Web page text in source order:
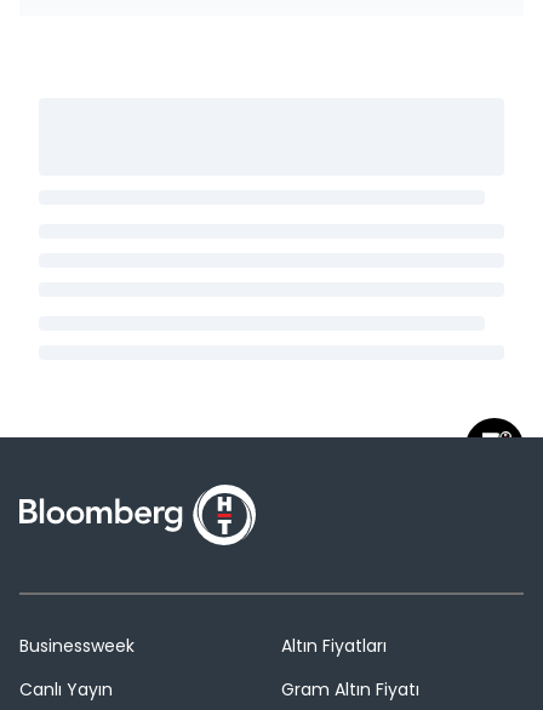
Businessweek
Canlı Yayın
Altın Fiyatları
Gram Altın Fiyatı